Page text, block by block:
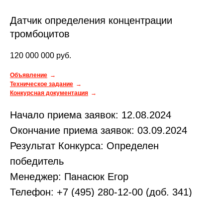
Датчик определения концентрации
тромбоцитов
120 000 000 руб.
Объявление
Техническое задание
Конкурсная документация
Начало приема заявок: 12.08.2024
Окончание приема заявок: 03.09.2024
Результат Конкурса: Определен
победитель
Менеджер: Панасюк Егор
Телефон: +7 (495) 280-12-00 (доб. 341)